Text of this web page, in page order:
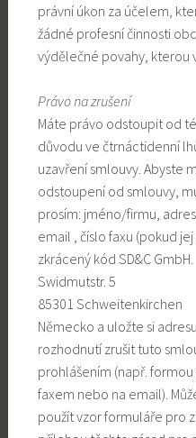
právní úkon za účelem,
žádné profesní činnosti
výdělečné povahy, kterou
Právo na zrušení
Máte právo odstoupit od
důvodu ve čtrnáctidenní
uzavření smlouvy. Abyste
odstoupení od smlouvy,
prosím: jméno/firmu,
email , číslo faxu (pokud
zkrácený kód SD&C GmbH.
Swidmutstr. 5
85301 Schweitenkirchen
Německo a uložte si
rozhodnutí zrušit tuto
prohlášením (např.
faxem nebo na email).
použít vzor formuláře pro